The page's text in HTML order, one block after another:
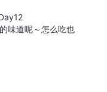
味道呢～怎么吃也